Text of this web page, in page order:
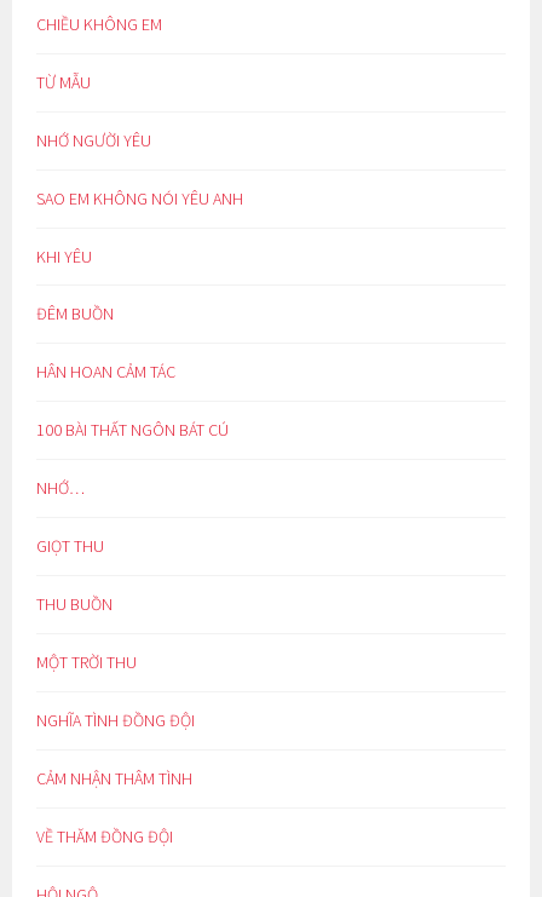
CHIỀU KHÔNG EM
TỪ MẪU
NHỚ NGƯỜI YÊU
SAO EM KHÔNG NÓI YÊU ANH
KHI YÊU
ĐÊM BUỒN
HÂN HOAN CẢM TÁC
100 BÀI THẤT NGÔN BÁT CÚ
NHỚ…
GIỌT THU
THU BUỒN
MỘT TRỜI THU
NGHĨA TÌNH ĐỒNG ĐỘI
CẢM NHẬN THÂM TÌNH
VỀ THĂM ĐỒNG ĐỘI